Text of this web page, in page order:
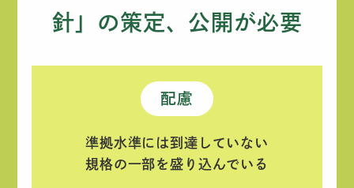
針」の策定、公開が必要
配慮
準拠水準には到達していない
規格の一部を盛り込んでいる